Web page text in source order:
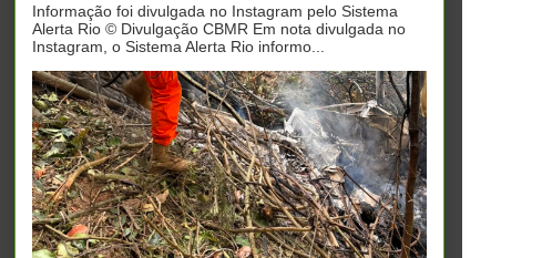
Informação foi divulgada no Instagram pelo Sistema
Alerta Rio © Divulgação CBMR Em nota divulgada no
Instagram, o Sistema Alerta Rio informo...